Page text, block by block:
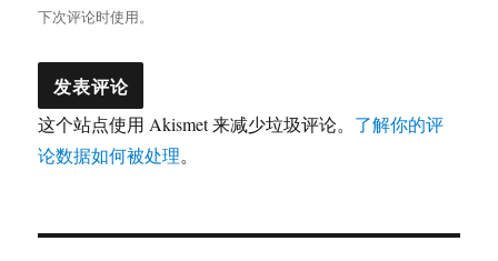
下次评论时使用。
这个站点使用 Akismet 来减少垃圾评论。 了解你的评
论数据如何被处理。